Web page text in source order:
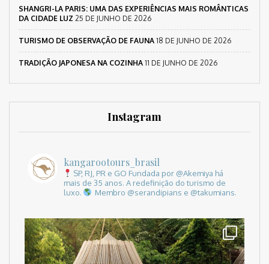
SHANGRI-LA PARIS: UMA DAS EXPERIÊNCIAS MAIS ROMÂNTICAS
DA CIDADE LUZ 25 DE JUNHO DE 2026
TURISMO DE OBSERVAÇÃO DE FAUNA 18 DE JUNHO DE 2026
TRADIÇÃO JAPONESA NA COZINHA 11 DE JUNHO DE 2026
Instagram
kangarootours_brasil
SP, RJ, PR e GO Fundada por @Akemiya há
mais de 35 anos. A redefinição do turismo de
luxo.
Membro @serandipians e @takumians.